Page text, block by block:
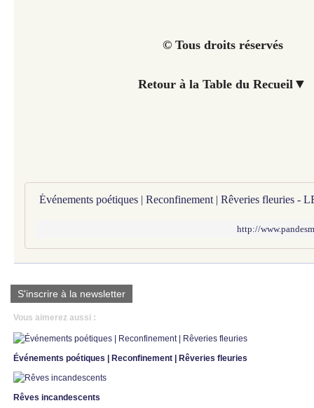
© Tous droits réservés
Retour à la Table du Recueil ▼
http://
S'inscrire à la newsletter
Vous aimerez aussi :
Événements poétiques | Reconfinement | Rêveries fleuries
Rêves incandescents